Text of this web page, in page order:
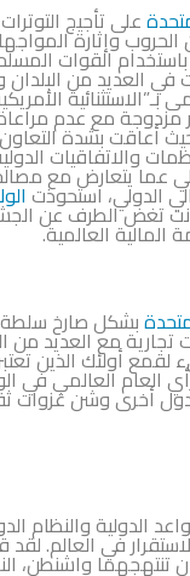
على تأجيج
وإثارة
باستخدام القوات
في العديد من
مزدوجة مع عدم
حيث أعاقت بشدة
والاتفاقيات
عما يتعارض مع
الدولي، استحوذت
تغض الطرف عن
المالية العالمية.
بشكل صارخ
تجارية مع العديد من
أولئك الذين
العام العالمي في
أخرى وشن غزوات
الدولية والنظام
في العالم.
تنتهجهما واشنطن،